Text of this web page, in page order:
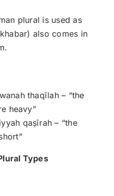
plural is used as
also comes in
thaqīlah – “the
heavy”
qaṣīrah – “the
Types